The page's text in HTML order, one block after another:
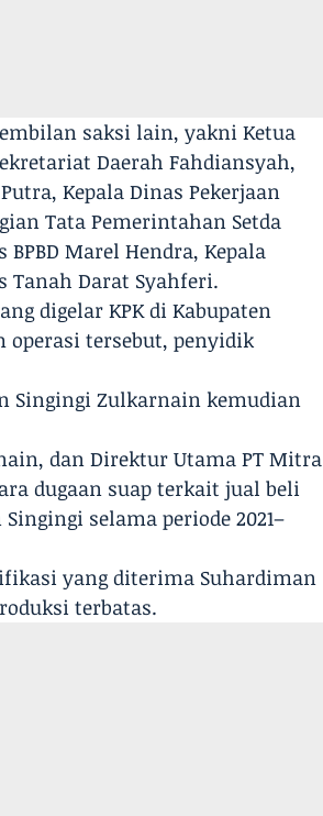
saksi lain, yakni Ketua
Daerah Fahdiansyah,
Kepala Dinas Pekerjaan
Tata Pemerintahan Setda
Marel Hendra, Kepala
Tanah Darat Syahferi.
digelar KPK di Kabupaten
operasi tersebut, penyidik
Singingi Zulkarnain kemudian
dan Direktur Utama PT Mitra
dugaan suap terkait jual beli
selama periode 2021–
yang diterima Suhardiman
terbatas.